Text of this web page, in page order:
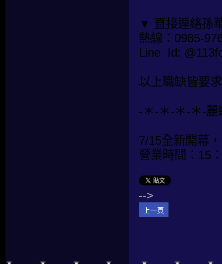
▼ 直接連絡孫
熱線：0985-
Line Id:
以上職缺皆要
-＊-＊-＊-＊-
7/15全新開幕
營業時間：15
-->
上一頁